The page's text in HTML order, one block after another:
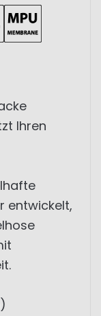
Ihren
entwickelt,